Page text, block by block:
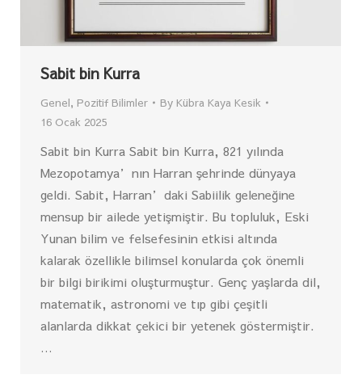
Sabit bin Kurra
Genel, Pozitif Bilimler By Kübra Kaya Kesik
16 Ocak 2025
Sabit bin Kurra Sabit bin Kurra, 821 yılında
Mezopotamya’nın Harran şehrinde dünyaya
geldi. Sabit, Harran’daki Sabiilik geleneğine
mensup bir ailede yetişmiştir. Bu topluluk, Eski
Yunan bilim ve felsefesinin etkisi altında
kalarak özellikle bilimsel konularda çok önemli
bir bilgi birikimi oluşturmuştur. Genç yaşlarda dil,
matematik, astronomi ve tıp gibi çeşitli
alanlarda dikkat çekici bir yetenek göstermiştir.
…